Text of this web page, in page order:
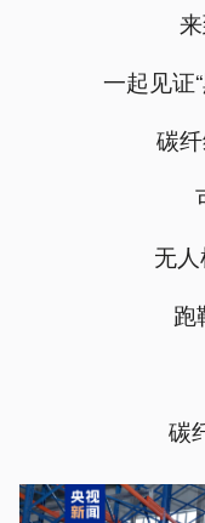
一起见证
碳
无
跑
碳